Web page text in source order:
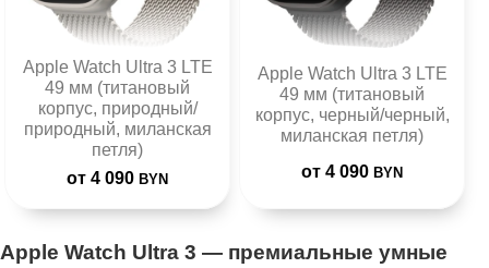
Apple Watch Ultra 3 LTE
49 мм (титановый
корпус, природный/
природный, миланская
петля)
от 4 090 BYN
Apple Watch Ultra 3 LTE
49 мм (титановый
корпус, черный/черный,
миланская петля)
от 4 090BYN
Apple Watch Ultra 3 — премиальные умные